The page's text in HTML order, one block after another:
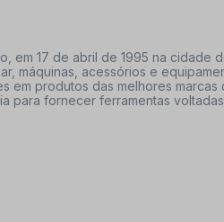
em 17 de abril de 1995 na cidade
máquinas, acessórios e
em produtos das melhores
para fornecer ferramentas